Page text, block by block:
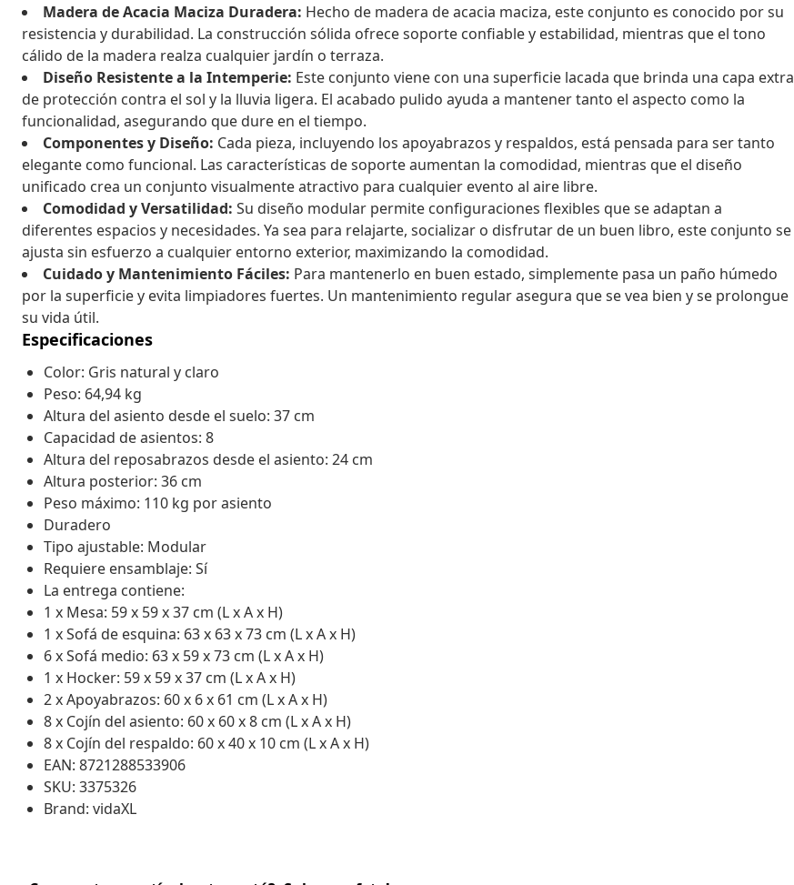
Madera de Acacia Maciza Duradera: Hecho de madera de acacia maciza, este conjunto es conocido por su
resistencia y durabilidad. La construcción sólida ofrece soporte confiable y estabilidad, mientras que el tono
cálido de la madera realza cualquier jardín o terraza.
Diseño Resistente a la Intemperie: Este conjunto viene con una superficie lacada que brinda una capa extra
de protección contra el sol y la lluvia ligera. El acabado pulido ayuda a mantener tanto el aspecto como la
funcionalidad, asegurando que dure en el tiempo.
Componentes y Diseño: Cada pieza, incluyendo los apoyabrazos y respaldos, está pensada para ser tanto
elegante como funcional. Las características de soporte aumentan la comodidad, mientras que el diseño
unificado crea un conjunto visualmente atractivo para cualquier evento al aire libre.
Comodidad y Versatilidad: Su diseño modular permite configuraciones flexibles que se adaptan a
diferentes espacios y necesidades. Ya sea para relajarte, socializar o disfrutar de un buen libro, este conjunto se
ajusta sin esfuerzo a cualquier entorno exterior, maximizando la comodidad.
Cuidado y Mantenimiento Fáciles: Para mantenerlo en buen estado, simplemente pasa un paño húmedo
por la superficie y evita limpiadores fuertes. Un mantenimiento regular asegura que se vea bien y se prolongue
su vida útil.
Especificaciones
Color: Gris natural y claro
Peso: 64,94 kg
Altura del asiento desde el suelo: 37 cm
Capacidad de asientos: 8
Altura del reposabrazos desde el asiento: 24 cm
Altura posterior: 36 cm
Peso máximo: 110 kg por asiento
Duradero
Tipo ajustable: Modular
Requiere ensamblaje: Sí
La entrega contiene:
1 x Mesa: 59 x 59 x 37 cm (L x A x H)
1 x Sofá de esquina: 63 x 63 x 73 cm (L x A x H)
6 x Sofá medio: 63 x 59 x 73 cm (L x A x H)
1 x Hocker: 59 x 59 x 37 cm (L x A x H)
2 x Apoyabrazos: 60 x 6 x 61 cm (L x A x H)
8 x Cojín del asiento: 60 x 60 x 8 cm (L x A x H)
8 x Cojín del respaldo: 60 x 40 x 10 cm (L x A x H)
EAN: 8721288533906
SKU: 3375326
Brand: vidaXL